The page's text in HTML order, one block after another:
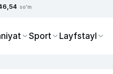
so'm
Sport Layfstayl